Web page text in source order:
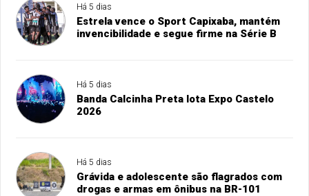
Há 5 dias
Estrela vence o Sport Capixaba, mantém
invencibilidade e segue firme na Série B
Há 5 dias
Banda Calcinha Preta lota Expo Castelo
2026
Há 5 dias
Grávida e adolescente são flagrados com
drogas e armas em ônibus na BR-101